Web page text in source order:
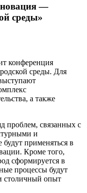
—
среды»
конференция
среды. Для
а также
проблем, связанных с
и
применяться в
Кроме того,
сформируется в
процессы будут
столичный опыт